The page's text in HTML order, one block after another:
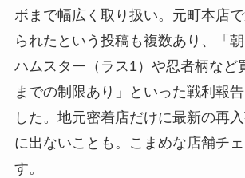
ボまで幅広く取り扱い。元町本店
られたという投稿も複数あり、「
ハムスター（ラス1）や忍者柄など
までの制限あり」といった戦利報
した。地元密着店だけに最新の再
に出ないことも。こまめな店舗チ
す。